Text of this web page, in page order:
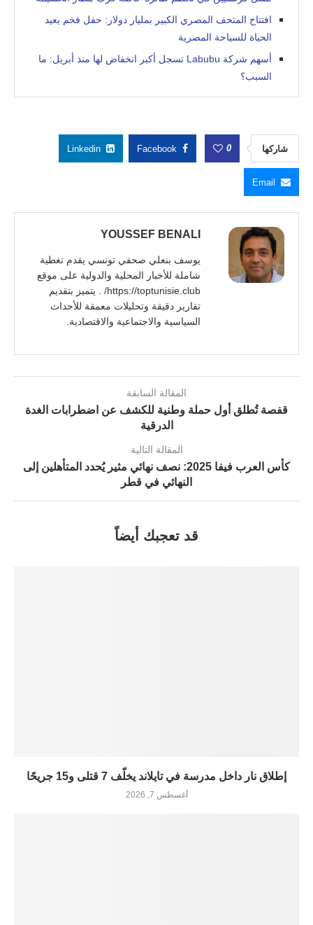
افتتاح المتحف المصري الكبير بمليار دولار: حفل فخم يعيد
الحياة للسياحة المصرية
أسهم شركة Labubu تسجل أكبر انخفاض لها منذ أبريل: ما
السبب؟
شاركها 0
Facebook
Linkedin
Email
YOUSSEF BENALI
يوسف بنعلي صحفي تونسي يقدم تغطية
شاملة للأخبار المحلية والدولية على موقع
https://toptunisie.club/ . يتميز بتقديم
تقارير دقيقة وتحليلات معمقة للأحداث
السياسية والاجتماعية والاقتصادية.
المقالة السابقة
قفصة تُطلق أول حملة وطنية للكشف عن اضطرابات الغدة
الدرقية
المقالة التالية
كأس العرب فيفا 2025: نصف نهائي مثير يُحدد المتأهلين إلى
النهائي في قطر
قد تعجبك أيضاً
إطلاق نار داخل مدرسة في تايلاند يخلّف 7 قتلى و15 جريحًا
أغسطس 7, 2026